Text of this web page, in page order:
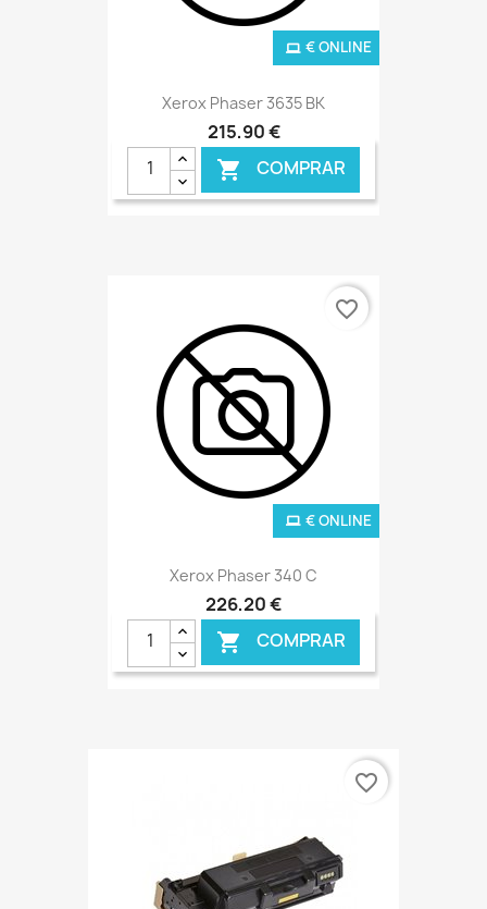
Xerox Phaser 3635 BK
215,90 €
 COMPRAR
€ ONLINE
Xerox Phaser 340 C
226,20 €
 COMPRAR
€ ONLINE
favorite_border
favorite_border